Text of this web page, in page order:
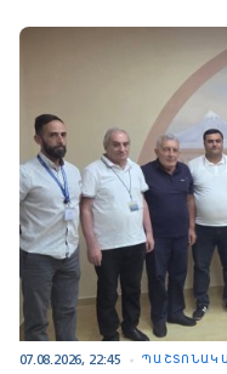
07.08.2026, 22:45